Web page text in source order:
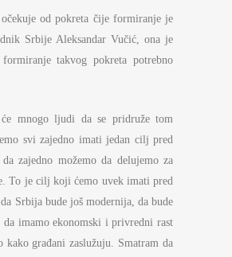
od pokreta čije formiranje je
Srbije Aleksandar Vučić, ona je
takvog pokreta potrebno
će mnogo ljudi da se pridruže tom
svi zajedno imati jedan cilj pred
zajedno možemo da delujemo za
To je cilj koji ćemo uvek imati pred
Srbija bude još modernija, da bude
da imamo ekonomski i privredni rast
kako građani zaslužuju. Smatram da